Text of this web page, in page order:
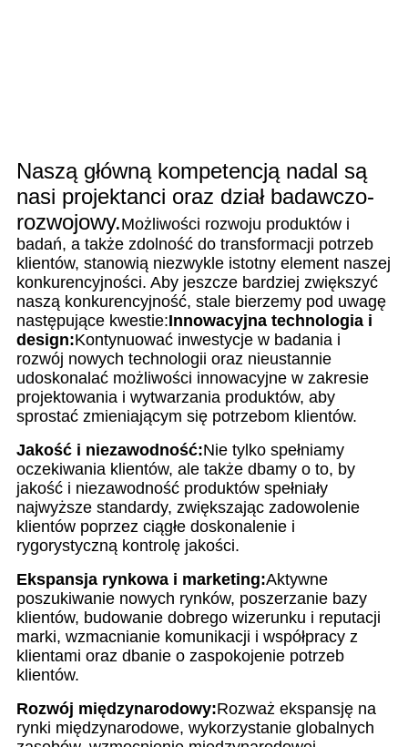
Naszą główną kompetencją nadal są
nasi projektanci oraz dział badawczo-
rozwojowy.Możliwości rozwoju produktów i
badań, a także zdolność do transformacji potrzeb
klientów, stanowią niezwykle istotny element naszej
konkurencyjności. Aby jeszcze bardziej zwiększyć
naszą konkurencyjność, stale bierzemy pod uwagę
następujące kwestie:Innowacyjna technologia i
design:Kontynuować inwestycje w badania i
rozwój nowych technologii oraz nieustannie
udoskonalać możliwości innowacyjne w zakresie
projektowania i wytwarzania produktów, aby
sprostać zmieniającym się potrzebom klientów.
Jakość i niezawodność:Nie tylko spełniamy
oczekiwania klientów, ale także dbamy o to, by
jakość i niezawodność produktów spełniały
najwyższe standardy, zwiększając zadowolenie
klientów poprzez ciągłe doskonalenie i
rygorystyczną kontrolę jakości.
Ekspansja rynkowa i marketing:Aktywne
poszukiwanie nowych rynków, poszerzanie bazy
klientów, budowanie dobrego wizerunku i reputacji
marki, wzmacnianie komunikacji i współpracy z
klientami oraz dbanie o zaspokojenie potrzeb
klientów.
Rozwój międzynarodowy:Rozważ ekspansję na
rynki międzynarodowe, wykorzystanie globalnych